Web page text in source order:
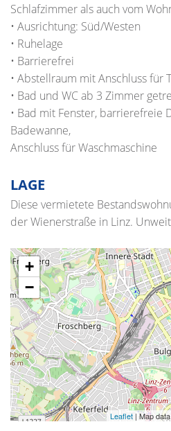
Schlafzimmer als auch vom
• Ausrichtung: Süd/Westen
• Ruhelage
• Barrierefrei
• Abstellraum mit Anschluss für
• Bad und WC ab 3 Zimmer
• Bad mit Fenster, barrierefreie
Badewanne,
Anschluss für Waschmaschine
LAGE
Diese vermietete
der Wienerstraße in Linz.
+
−
Leaflet| Map